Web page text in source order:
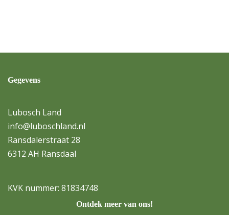
Gegevens
Lubosch Land
info@luboschland.nl
Ransdalerstraat 28
6312 AH Ransdaal
KVK nummer: 81834748
Ontdek meer van ons!